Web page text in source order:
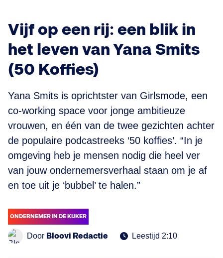
Vijf op een rij: een blik in
het leven van Yana Smits
(50 Koffies)
Yana Smits is oprichtster van Girlsmode, een
co-working space voor jonge ambitieuze
vrouwen, en één van de twee gezichten achter
de populaire podcastreeks ‘50 koffies’. “In je
omgeving heb je mensen nodig die heel ver
van jouw ondernemersverhaal staan om je af
en toe uit je ‘bubbel’ te halen.”
ONDERNEMER IN DE KIJKER
Door Bloovi Redactie Leestijd 2:10